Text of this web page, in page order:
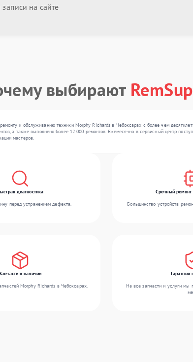
на сайте
выбирают
и обслуживанию техники Morphy Richards в Чебоксарах с более чем
а также выполнено более 12 000 ремонтов. Ежемесячно в сервисный центр
мастеров.
диагностика
перед устранением дефекта.
Срочный
Большинство устройств
в наличии
Morphy Richards в Чебоксарах.
Гарантия
На все запчасти и услуги мы